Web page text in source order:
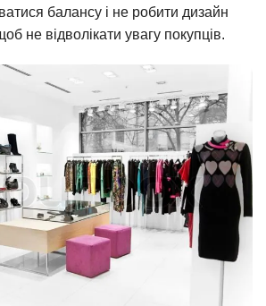
балансу і не робити дизайн
не відволікати увагу покупців.